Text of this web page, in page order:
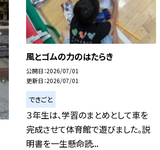
風とゴムの力のはたらき
公開日 2026/07/01
更新日 2026/07/01
できごと
３年生は、学習のまとめとして車を
完成させて体育館で遊びました。説
明書を一生懸命読...